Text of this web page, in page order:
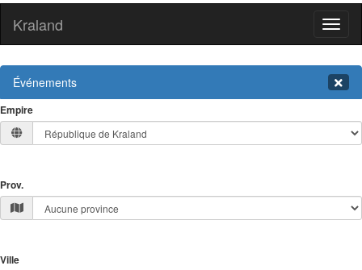
Kraland
Événements
Empire
Prov.
Ville